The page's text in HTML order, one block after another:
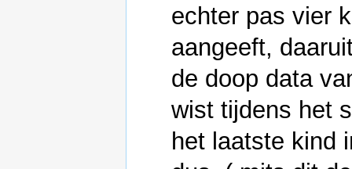
echter pas vier
aangeeft,
de doop data
wist tijdens het
het laatste kind